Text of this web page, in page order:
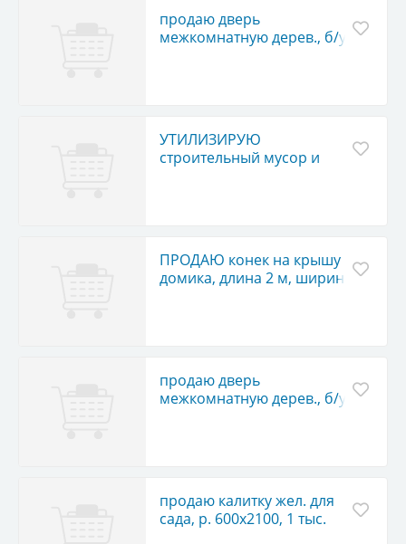
продаю дверь
межкомнатную дерев., б/у,
УТИЛИЗИРУЮ
строительный мусор и
ПРОДАЮ конек на крышу
домика, длина 2 м, ширина
продаю дверь
межкомнатную дерев., б/у,
продаю калитку жел. для
сада, р. 600х2100, 1 тыс.